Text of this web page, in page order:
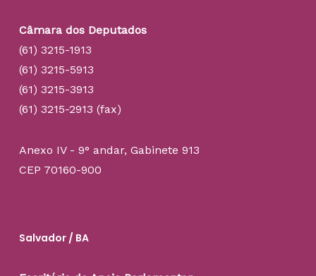
Câmara dos Deputados
(61) 3215-1913
(61) 3215-5913
(61) 3215-3913
(61) 3215-2913 (fax)
Anexo IV - 9° andar, Gabinete 913
CEP 70160-900
Salvador / BA